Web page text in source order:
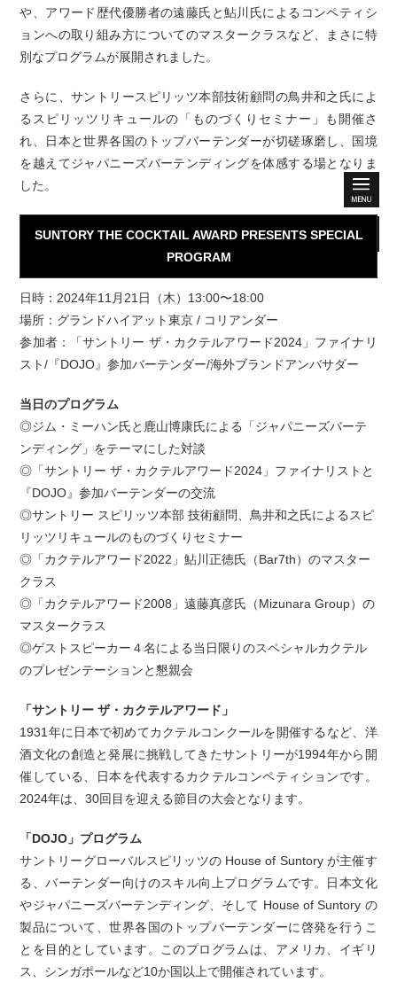
や、アワード歴代優勝者の遠藤氏と鮎川氏によるコンペティシ
ョンへの取り組み方についてのマスタークラスなど、まさに特
別なプログラムが展開されました。
さらに、サントリースピリッツ本部技術顧問の鳥井和之氏によ
るスピリッツリキュールの「ものづくりセミナー」も開催さ
れ、日本と世界各国のトップバーテンダーが切磋琢磨し、国境
を越えてジャパニーズバーテンディングを体感する場となりま
した。
SUNTORY THE COCKTAIL AWARD PRESENTS SPECIAL
PROGRAM
日時：2024年11月21日（木）13:00〜18:00
場所：グランドハイアット東京 / コリアンダー
参加者：「サントリー ザ・カクテルアワード2024」ファイナリ
スト/『DOJO』参加バーテンダー/海外ブランドアンバサダー
当日のプログラム
◎ジム・ミーハン氏と鹿山博康氏による「ジャパニーズバーテ
ンディング」をテーマにした対談
◎「サントリー ザ・カクテルアワード2024」ファイナリストと
『DOJO』参加バーテンダーの交流
◎サントリー スピリッツ本部 技術顧問、鳥井和之氏によるスピ
リッツリキュールのものづくりセミナー
◎「カクテルアワード2022」鮎川正徳氏（Bar7th）のマスター
クラス
◎「カクテルアワード2008」遠藤真彦氏（Mizunara Group）の
マスタークラス
◎ゲストスピーカー４名による当日限りのスペシャルカクテル
のプレゼンテーションと懇親会
「サントリー ザ・カクテルアワード」
1931年に日本で初めてカクテルコンクールを開催するなど、洋
酒文化の創造と発展に挑戦してきたサントリーが1994年から開
催している、日本を代表するカクテルコンペティションです。
2024年は、30回目を迎える節目の大会となります。
「DOJO」プログラム
サントリーグローバルスピリッツの House of Suntory が主催す
る、バーテンダー向けのスキル向上プログラムです。日本文化
やジャパニーズバーテンディング、そして House of Suntory の
製品について、世界各国のトップバーテンダーに啓発を行うこ
とを目的としています。このプログラムは、アメリカ、イギリ
ス、シンガポールなど10か国以上で開催されています。